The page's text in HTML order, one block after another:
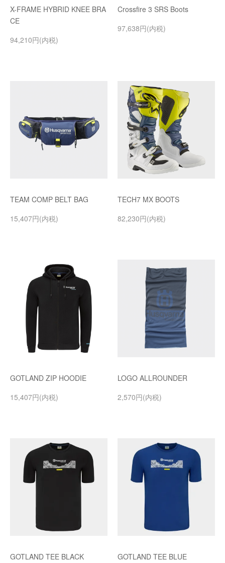
X-FRAME HYBRID KNEE BRA
CE
94,210円(内税)
Crossfire 3 SRS Boots
97,638円(内税)
TEAM COMP BELT BAG
15,407円(内税)
TECH7 MX BOOTS
82,230円(内税)
GOTLAND ZIP HOODIE
15,407円(内税)
LOGO ALLROUNDER
2,570円(内税)
GOTLAND TEE BLACK GOTLAND TEE BLUE